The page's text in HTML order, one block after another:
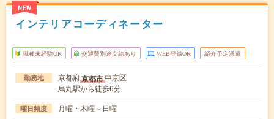
NEW
インテリアコーディネーター
職種未経験OK 交通費別途支給あり WEB登録OK 紹介予定派遣
勤務地 京都府京都市中京区
烏丸駅から徒歩6分
曜日頻度 月曜・木曜～日曜